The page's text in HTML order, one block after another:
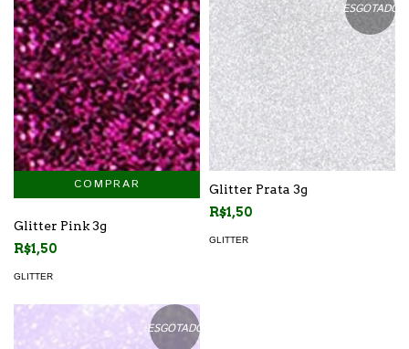
Glitter Pink 3g
R$1,50
GLITTER
ESGOTADO
Glitter Prata 3g
R$1,50
GLITTER
ESGOTADO